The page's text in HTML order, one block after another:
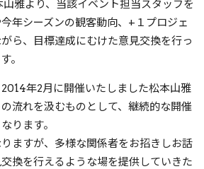
雅より、当該イベント担当スタッフを
年シーズンの観客動向、+１プロジェ
ら、目標達成にむけた意見交換を行っ
。
年2月に開催いたしました松本山雅
流れを汲むものとして、継続的な開催
ります。
ますが、多様な関係者をお招きしお話
換を行えるような場を提供していきた